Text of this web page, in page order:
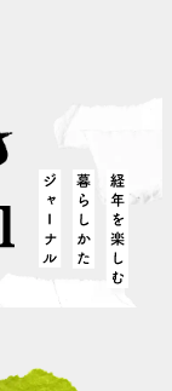
経年を